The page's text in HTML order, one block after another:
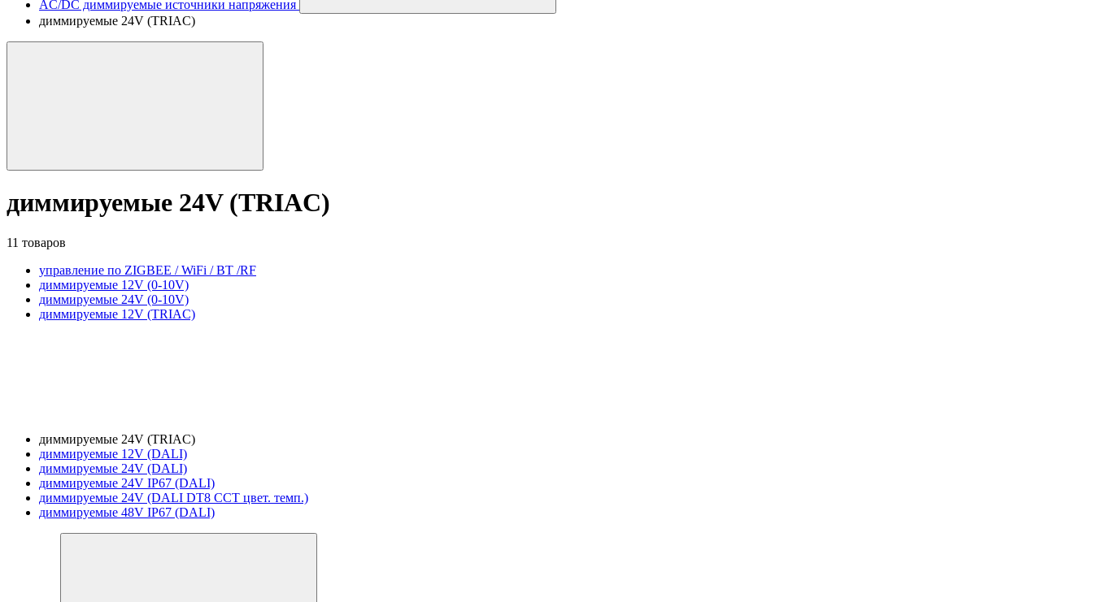
AC/DC диммируемые источники напряжения
диммируемые 24V (TRIAC)
диммируемые 24V (TRIAC)
11 товаров
управление по ZIGBEE / WiFi / BT /RF
диммируемые 12V (0-10V)
диммируемые 24V (0-10V)
диммируемые 12V (TRIAC)
диммируемые 24V (TRIAC)
диммируемые 12V (DALI)
диммируемые 24V (DALI)
диммируемые 24V IP67 (DALI)
диммируемые 24V (DALI DT8 CCT цвет. темп.)
диммируемые 48V IP67 (DALI)